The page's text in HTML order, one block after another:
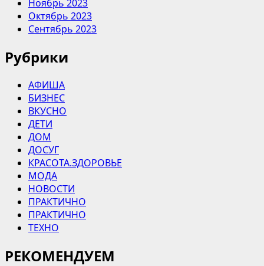
Ноябрь 2023
Октябрь 2023
Сентябрь 2023
Рубрики
АФИША
БИЗНЕС
ВКУСНО
ДЕТИ
ДОМ
ДОСУГ
КРАСОТА.ЗДОРОВЬЕ
МОДА
НОВОСТИ
ПРАКТИЧНО
ПРАКТИЧНО
ТЕХНО
РЕКОМЕНДУЕМ